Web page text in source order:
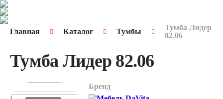
Главная Каталог Тумбы
Тумба Лидер
82.06
Тумба Лидер 82.06
Бренд